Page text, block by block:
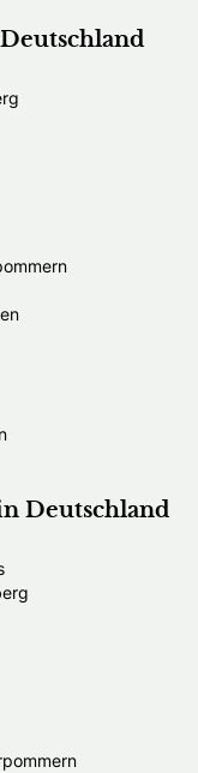
Deutschland